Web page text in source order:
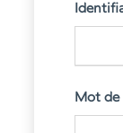
Mot de